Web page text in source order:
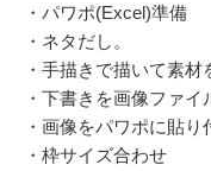
・パワポ(Excel)準備
・ネタだし。
・手描きで描いて素材
・下書きを画像ファ
・画像をパワポに貼り
・枠サイズ合わせ